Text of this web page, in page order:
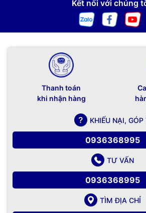
Kết nối với chúng
Thanh toán
khi nhận hàng
KHIẾU NẠI, GÓP
0936368995
TƯ VẤN
0936368995
TÌM ĐỊA CHỈ